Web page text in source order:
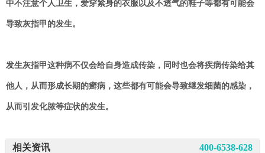
中不注意个人卫生，爱穿紧身的衣服以及不透气的鞋子等都有可能会
导致灰指甲的发生。
发生灰指甲这种病不仅会给自身造成传染，同时也会将疾病传染给其
他人，从而形成长期的癣病，这些都有可能会导致继发细菌的感染，
从而引发化脓等症状的发生。
相关资讯 400-6538-628